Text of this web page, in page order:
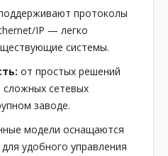
протоколы
IP — легко
системы.
от простых решений
сложных сетевых
заводе.
модели оснащаются
для удобного управления